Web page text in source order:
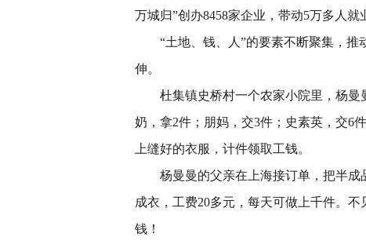
万城归”创办8458家企业，带动5万多人就
“土地、钱、人”的要素不断聚集，推
伸。
杜集镇史桥村一个农家小院里，杨曼
奶，拿2件；朋妈，交3件；史素英，交
上缝好的衣服，计件领取工钱。
杨曼曼的父亲在上海接订单，把半成
成衣，工费20多元，每天可做上千件。
钱！